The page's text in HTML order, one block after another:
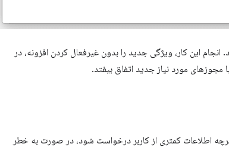
این کار، ویژگی جدید را بدون غیرفعال کردن افزونه، در
مورد نیاز جدید اتفاق بیفتد.
اطلاعات کمتری از کاربر درخواست شود، در صورت به خطر